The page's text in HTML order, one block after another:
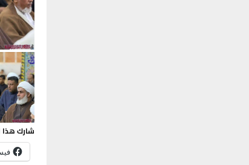
شارك هذا